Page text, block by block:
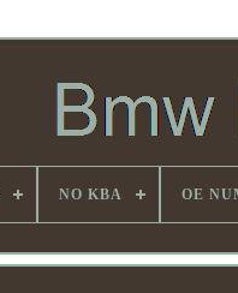
NO KBA OE